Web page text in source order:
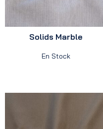
Solids Marble
En Stock